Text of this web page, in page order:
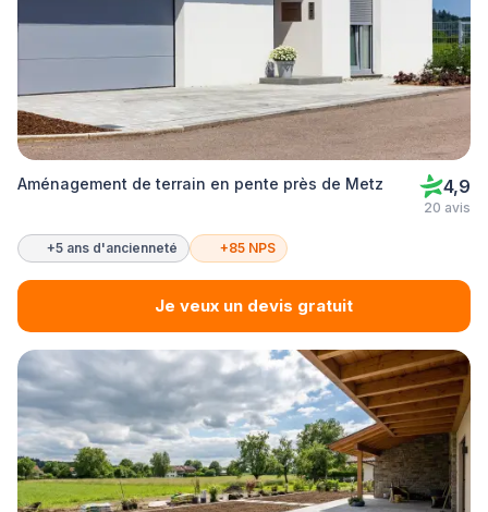
Aménagement de terrain en pente près de Metz 4,9
20 avis
+5 ans d'ancienneté +85 NPS
Je veux un devis gratuit